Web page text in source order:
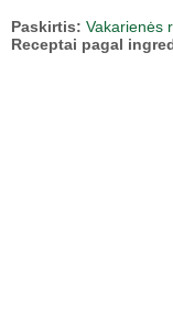
Paskirtis: Vakarienės
Receptai pagal